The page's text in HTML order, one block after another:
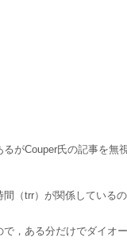
がCouper氏の記事を
間（trr）が関係している
，ある分だけでダイオ